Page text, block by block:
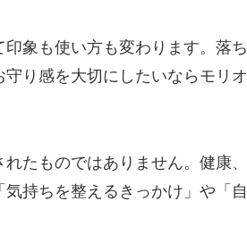
象も使い方も変わります。落ち
り感を大切にしたいならモリオ
たものではありません。健康、
持ちを整えるきっかけ」や「自